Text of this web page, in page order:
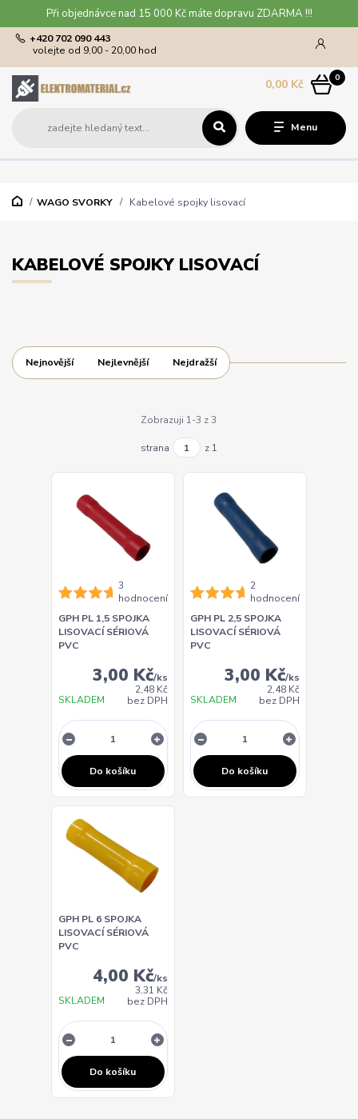
Při objednávce nad 15 000 Kč máte dopravu ZDARMA !!!
Menu
+420 702 090 443
volejte od 9,00 - 20,00 hod
0
0,00 Kč
WAGO SVORKY Kabelové spojky lisovací
KABELOVÉ SPOJKY LISOVACÍ
Nejnovější Nejlevnější Nejdražší
Zobrazuji 1-3 z 3
strana z 1
3
hodnocení
GPH PL 1,5 SPOJKA
LISOVACÍ SÉRIOVÁ
PVC
3,00 Kč/ks
2,48 Kč
bez DPH
SKLADEM
Do košíku
2
hodnocení
GPH PL 2,5 SPOJKA
LISOVACÍ SÉRIOVÁ
PVC
3,00 Kč/ks
2,48 Kč
bez DPH
SKLADEM
Do košíku
GPH PL 6 SPOJKA
LISOVACÍ SÉRIOVÁ
PVC
4,00 Kč/ks
3,31 Kč
bez DPH
SKLADEM
Do košíku